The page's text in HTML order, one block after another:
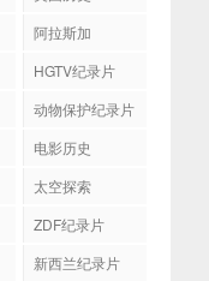
阿拉斯加
HGTV纪录片
动物保护纪录片
电影历史
太空探索
ZDF纪录片
新西兰纪录片